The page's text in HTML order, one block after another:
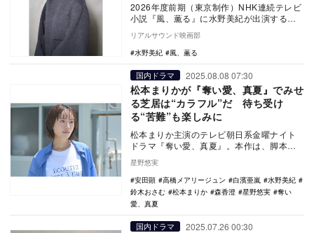
2026年度前期（東京制作）NHK連続テレビ
小説『風、薫る』に水野美紀が出演するこ
とが発表された。 朝ドラ第114作目とな
る…
リアルサウンド映画部
水野美紀
風、薫る
国内ドラマ 2025.08.08 07:30
松本まりかが『奪い愛、真夏』でみせ
る芝居は“カラフル”だ 待ち受け
る“苦難”も楽しみに
松本まりか主演のテレビ朝日系金曜ナイト
ドラマ『奪い愛、真夏』。本作は、脚本
家・鈴木おさむが「これで最後」として担
当した『奪い愛』…
星野悠実
安田顕
高橋メアリージュン 白濱亜嵐
水野美紀
鈴木おさむ
松本まりか 森香澄 星野悠実
奪い
愛、真夏
国内ドラマ 2025.07.26 00:30